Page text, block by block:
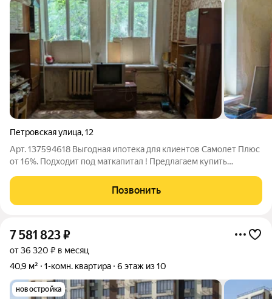
Петровская улица,12
Арт. 137594618 Выгодная ипотека для клиентов Самолет Плюс
от 16%. Подходит под маткапитал ! Предлагаем купить
Инфраструктура: Стоматологическая клиника , речной порт ,
прогулочная зона в
Позвонить
7 581 823₽
от 36 320 ₽ в месяц
40,9 м²
1-комн. квартира 6 этаж из 10
новостройка